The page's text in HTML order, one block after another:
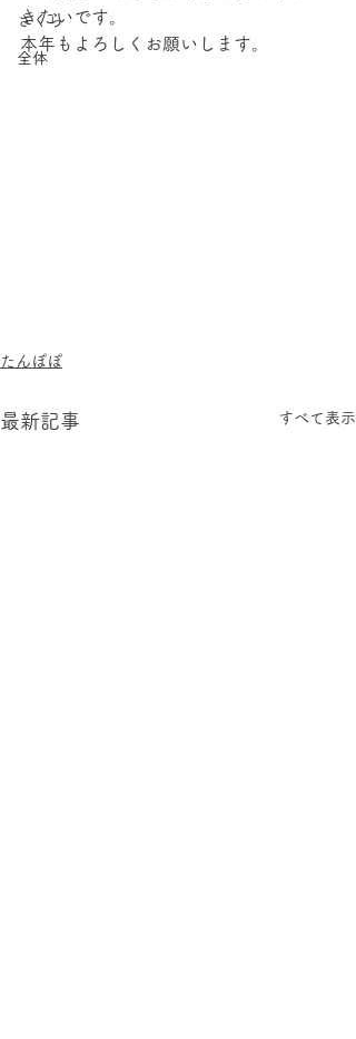
さくら
全体
きたいです。
本年もよろしくお願いします。
たんぽぽ
最新記事 すべて表示